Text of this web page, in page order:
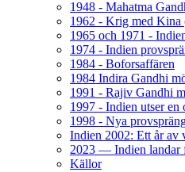
1948 - Mahatma
1962 - Krig med
1965 och 1971 -
1974 - Indien
1984 - Boforsaffären
1984 Indira Gandhi
1991 - Rajiv Gandhi
1997 - Indien utser en
1998 - Nya
Indien 2002: Ett år av
2023 — Indien landar
Källor